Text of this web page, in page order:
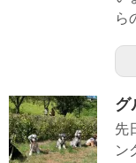
ら
グ
先
ン